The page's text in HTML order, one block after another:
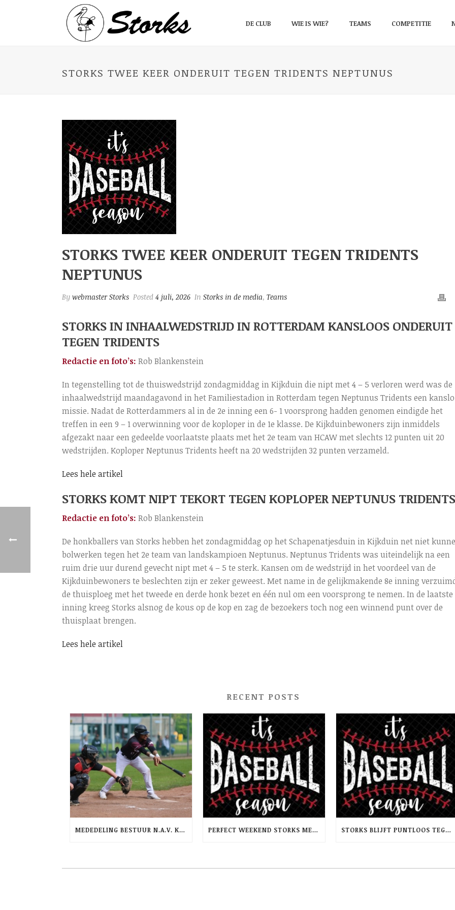
DE CLUB WIE IS WIE? TEAMS COMPETITIE
STORKS TWEE KEER ONDERUIT TEGEN TRIDENTS NEPTUNUS
STORKS TWEE KEER ONDERUIT TEGEN TRIDENTS
NEPTUNUS
By webmaster Storks Posted 4 juli, 2026 In Storks in de media, Teams
STORKS IN INHAALWEDSTRIJD IN ROTTERDAM KANSLOOS ONDERUIT
TEGEN TRIDENTS
Redactie en foto’s: Rob Blankenstein
In tegenstelling tot de thuiswedstrijd zondagmiddag in Kijkduin die nipt met 4 – 5 verloren werd was de
inhaalwedstrijd maandagavond in het Familiestadion in Rotterdam tegen Neptunus Tridents een
missie. Nadat de Rotterdammers al in de 2e inning een 6- 1 voorsprong hadden genomen eindigde het
treffen in een 9 – 1 overwinning voor de koploper in de 1e klasse. De Kijkduinbewoners zijn inmiddels
afgezakt naar een gedeelde voorlaatste plaats met het 2e team van HCAW met slechts 12 punten uit 20
wedstrijden. Koploper Neptunus Tridents heeft na 20 wedstrijden 32 punten verzameld.
Lees hele artikel
STORKS KOMT NIPT TEKORT TEGEN KOPLOPER NEPTUNUS TRIDENTS
Redactie en foto’s: Rob Blankenstein
De honkballers van Storks hebben het zondagmiddag op het Schapenatjesduin in Kijkduin net niet
bolwerken tegen het 2e team van landskampioen Neptunus. Neptunus Tridents was uiteindelijk na een
ruim drie uur durend gevecht nipt met 4 – 5 te sterk. Kansen om de wedstrijd in het voordeel van de
Kijkduinbewoners te beslechten zijn er zeker geweest. Met name in de gelijkmakende 8e inning
de thuisploeg met het tweede en derde honk bezet en één nul om een voorsprong te nemen. In de laatste
inning kreeg Storks alsnog de kous op de kop en zag de bezoekers toch nog een winnend punt over de
thuisplaat brengen.
Lees hele artikel
RECENT POSTS
MEDEDELING BESTUUR N.A.V. KRANTENARTIKEL AD PERFECT WEEKEND STORKS MET TWEEMAAL WINST OP RCH -PINQUINS STORKS BLIJFT PUNTLOOS TEGEN HAARLEMSE DSS